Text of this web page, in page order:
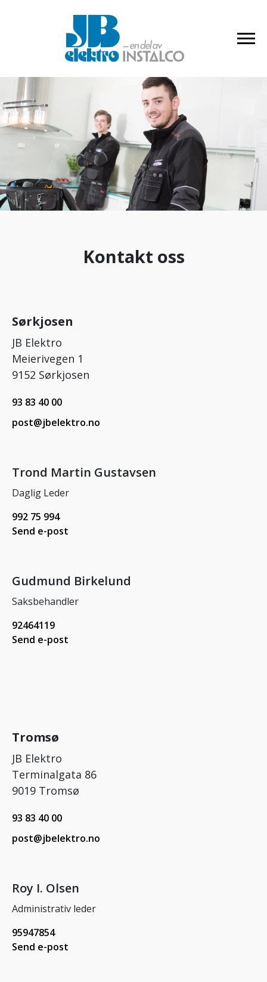
Kontakt oss
Sørkjosen
JB Elektro
Meierivegen 1
9152 Sørkjosen
93 83 40 00
post@jbelektro.no
Trond Martin Gustavsen
Daglig Leder
992 75 994
Send e-post
Gudmund Birkelund
Saksbehandler
92464119
Send e-post
Tromsø
JB Elektro
Terminalgata 86
9019 Tromsø
93 83 40 00
post@jbelektro.no
Roy I. Olsen
Administrativ leder
95947854
Send e-post